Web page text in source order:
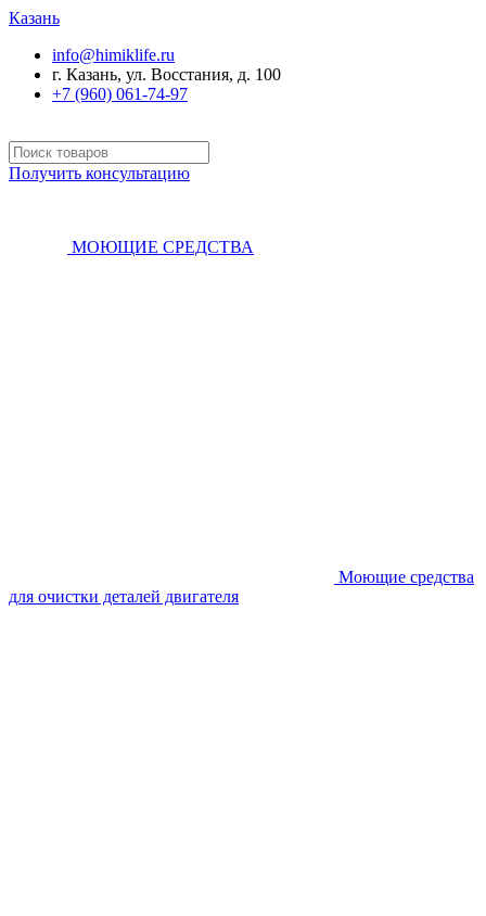
Казань
info@himiklife.ru
г. Казань, ул. Восстания, д. 100
+7 (960) 061-74-97
Получить консультацию
МОЮЩИЕ СРЕДСТВА
Моющие средства
для очистки деталей двигателя